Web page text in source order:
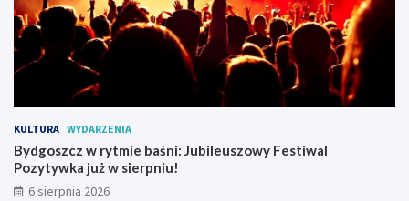
r
u
c
h
m
w
a
j
KULTURA WYDARZENIA
Bydgoszcz w rytmie baśni: Jubileuszowy Festiwal
Pozytywka już w sierpniu!
6 sierpnia 2026